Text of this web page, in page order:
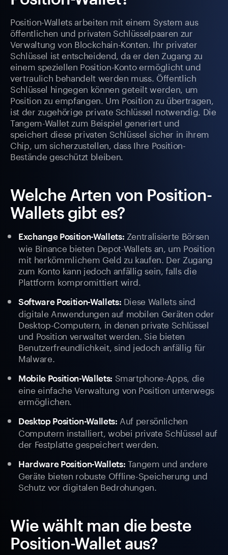
Position-Wallets arbeiten mit einem System aus
öffentlichen und privaten Schlüsselpaaren zur
Verwaltung von Blockchain-Konten. Ihr privater
Schlüssel ist entscheidend, da er den Zugang zu
einem speziellen Position-Konto ermöglicht und
vertraulich behandelt werden muss. Öffentlich
Schlüssel hingegen können geteilt werden, um
Position zu empfangen. Um Position zu übertragen,
ist der zugehörige private Schlüssel notwendig. Die
Tangem-Wallet zum Beispiel generiert und
speichert diese privaten Schlüssel sicher in ihrem
Chip, um sicherzustellen, dass Ihre Position-
Bestände geschützt bleiben.
Welche Arten von Position-
Wallets gibt es?
Exchange Position-Wallets: Zentralisierte Börsen
wie Binance bieten Depot-Wallets an, um Position
mit herkömmlichem Geld zu kaufen. Der Zugang
zum Konto kann jedoch anfällig sein, falls die
Plattform kompromittiert wird.
Software Position-Wallets: Diese Wallets sind
digitale Anwendungen auf mobilen Geräten oder
Desktop-Computern, in denen private Schlüssel
und Position verwaltet werden. Sie bieten
Benutzerfreundlichkeit, sind jedoch anfällig für
Malware.
Mobile Position-Wallets: Smartphone-Apps, die
eine einfache Verwaltung von Position unterwegs
ermöglichen.
Desktop Position-Wallets: Auf persönlichen
Computern installiert, wobei private Schlüssel auf
der Festplatte gespeichert werden.
Hardware Position-Wallets: Tangem und andere
Geräte bieten robuste Offline-Speicherung und
Schutz vor digitalen Bedrohungen.
Wie wählt man die beste
Position-Wallet aus?